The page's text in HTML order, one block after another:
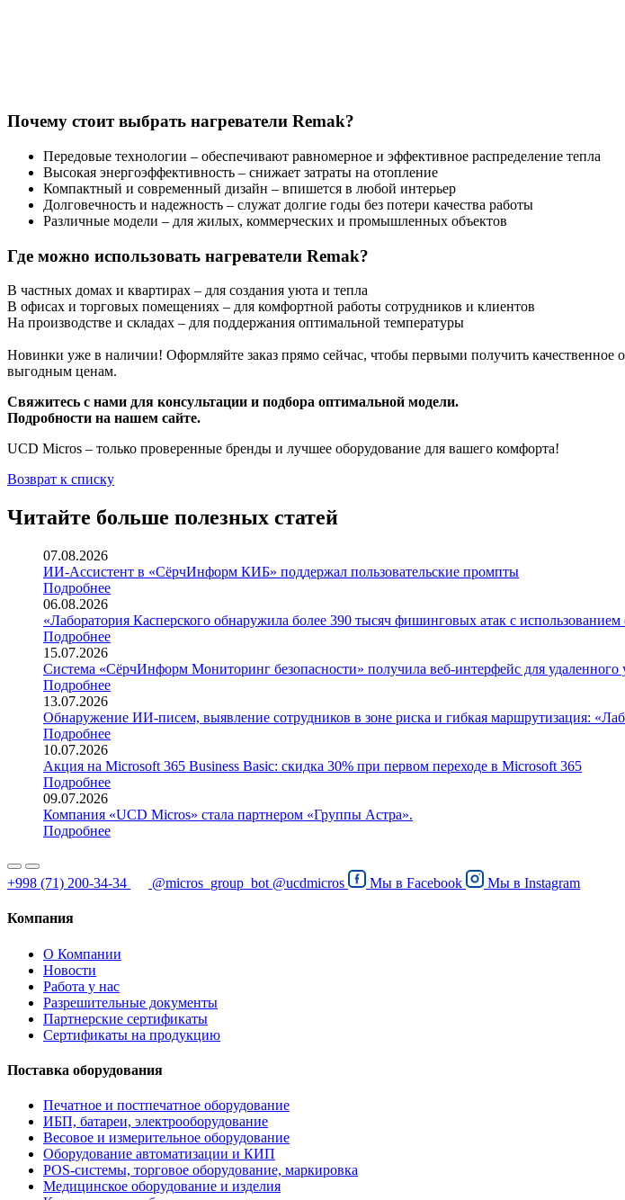
Почему стоит выбрать нагреватели Remak?
Передовые технологии – обеспечивают равномерное и эффективное распределение тепла
Высокая энергоэффективность – снижает затраты на отопление
Компактный и современный дизайн – впишется в любой интерьер
Долговечность и надежность – служат долгие годы без потери качества работы
Различные модели – для жилых, коммерческих и промышленных объектов
Где можно использовать нагреватели Remak?
В частных домах и квартирах – для создания уюта и тепла
В офисах и торговых помещениях – для комфортной работы сотрудников и клиентов
На производстве и складах – для поддержания оптимальной температуры
Новинки уже в наличии! Оформляйте заказ прямо сейчас, чтобы первыми получить качественное
выгодным ценам.
Свяжитесь с нами для консультации и подбора оптимальной модели.
Подробности на нашем сайте.
UCD Micros – только проверенные бренды и лучшее оборудование для вашего комфорта!
Возврат к списку
Читайте больше полезных статей
07.08.2026
ИИ-Ассистент в «СёрчИнформ КИБ» поддержал пользовательские промпты
Подробнее
06.08.2026
«Лаборатория Касперского обнаружила более 390 тысяч фишинговых атак с
Подробнее
15.07.2026
Система «СёрчИнформ Мониторинг безопасности» получила веб-интерфейс для
Подробнее
13.07.2026
Обнаружение ИИ-писем, выявление сотрудников в зоне риска и гибкая маршрутизация:
Подробнее
10.07.2026
Акция на Microsoft 365 Business Basic: скидка 30% при первом переходе в Microsoft 365
Подробнее
09.07.2026
Компания «UCD Micros» стала партнером «Группы Астра».
Подробнее
+998 (71) 200-34-34 @micros_group_bot @ucdmicros Мы в Facebook Мы в Instagram
Компания
О Компании
Новости
Работа у нас
Разрешительные документы
Партнерские сертификаты
Сертификаты на продукцию
Поставка оборудования
Печатное и постпечатное оборудование
ИБП, батареи, электрооборудование
Весовое и измерительное оборудование
Оборудование автоматизации и КИП
POS-системы, торговое оборудование, маркировка
Медицинское оборудование и изделия